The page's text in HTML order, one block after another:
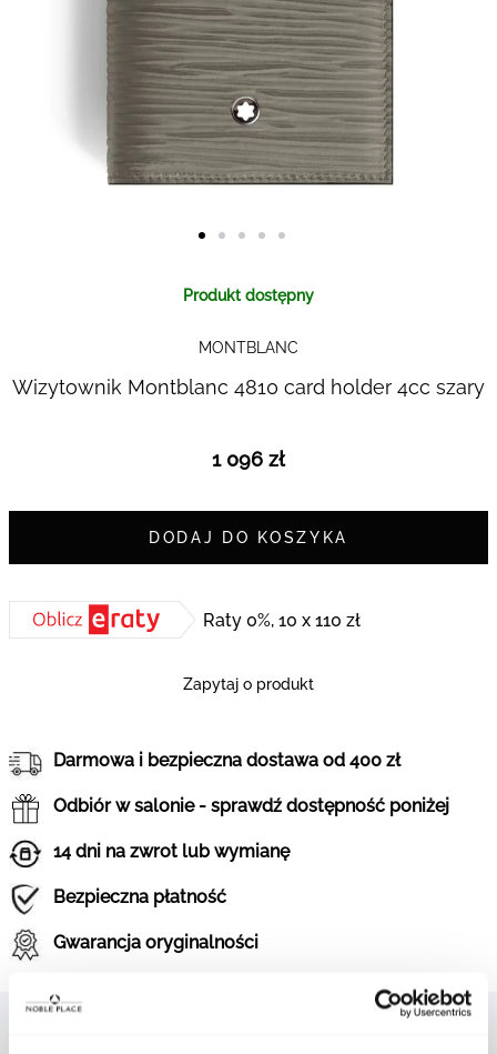
Produkt dostępny
MONTBLANC
Wizytownik Montblanc 4810 card holder 4cc szary
gallery
1 096 zł
DODAJ DO KOSZYKA
Raty 0%, 10 x 110 zł
Zapytaj o produkt
Darmowa i bezpieczna dostawa od 400 zł
Odbiór w salonie - sprawdź dostępność poniżej
14 dni na zwrot lub wymianę
Bezpieczna płatność
Gwarancja oryginalności